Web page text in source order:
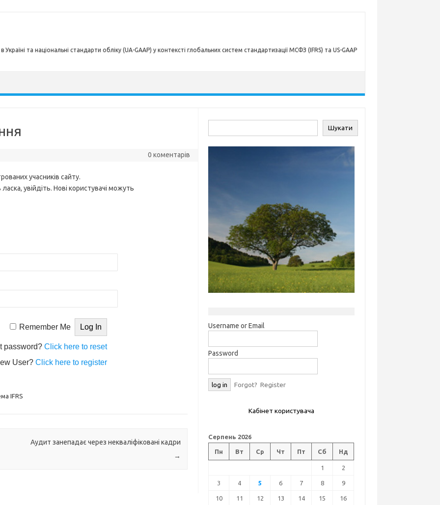
та національні стандарти обліку (UA-GAAP) у контексті глобальних систем стандартизації МСФЗ (IFRS) та US-GAAP
0 коментарів
учасників сайту.
увійдіть. Нові користувачі можуть
Remember Me
password? Click here to reset
User? Click here to register
IFRS
Аудит занепадає через некваліфіковані кадри
→
Шукати
Username or Email
Password
Forgot? Register
Кабінет користувача
Серпень 2026
Пн Вт Ср Чт Пт Сб Нд
1 2
3 4 5 6 7 8 9
10 11 12 13 14 15 16